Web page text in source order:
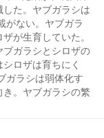
た。ヤブガラシは
がない。ヤブガラ
が生育していた。
ガラシとシロザの
ロザは育ちにく
ガラシは弱体化す
。ヤブガラシの繁